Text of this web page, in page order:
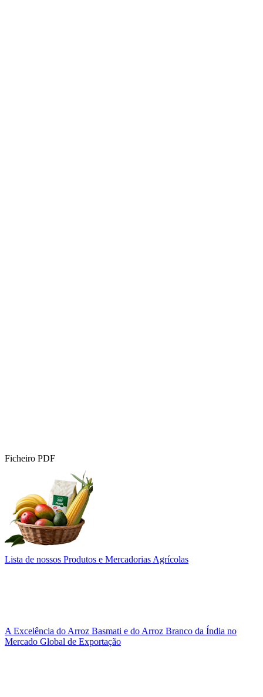
Ficheiro PDF
Lista de nossos Produtos e Mercadorias Agrícolas
A Excelência do Arroz Basmati e do Arroz Branco da Índia no
Mercado Global de Exportação